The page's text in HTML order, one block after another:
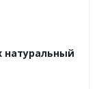
натуральный